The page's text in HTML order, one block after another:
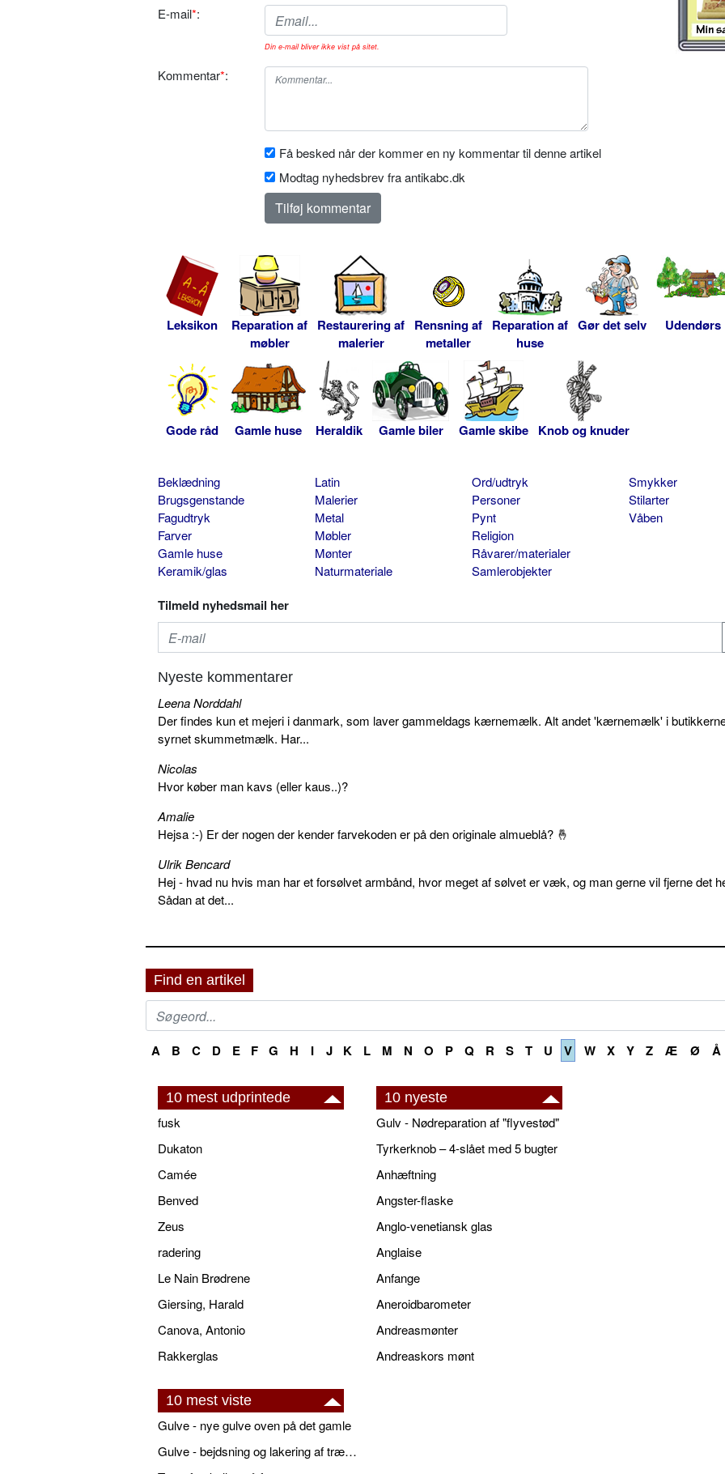
E-mail*:
Din e-mail bliver ikke vist på sitet.
Kommentar*:
Få besked når der kommer en ny kommentar til denne artikel
Modtag nyhedsbrev fra antikabc.dk
Leksikon
Reparation af
møbler
Restaurering af
malerier
Rensning af
metaller
Reparation af
huse
Gør det selv Udendørs
Gode råd Gamle huse Heraldik Gamle biler Gamle skibe Knob og knuder
Beklædning
Brugsgenstande
Fagudtryk
Farver
Gamle huse
Keramik/glas
Latin
Malerier
Metal
Møbler
Mønter
Naturmateriale
Ord/udtryk
Personer
Pynt
Religion
Råvarer/materialer
Samlerobjekter
Smykker
Stilarter
Våben
Tilmeld nyhedsmail her
Nyeste kommentarer
Leena Norddahl
Der findes kun et mejeri i danmark, som laver gammeldags kærnemælk. Alt andet 'kærnemælk' i
syrnet skummetmælk. Har...
Nicolas
Hvor køber man kavs (eller kaus..)?
Amalie
Hejsa :-) Er der nogen der kender farvekoden er på den originale almueblå? 🤞
Ulrik Bencard
Hej - hvad nu hvis man har et forsølvet armbånd, hvor meget af sølvet er væk, og man gerne vil fjerne det
Sådan at det...
Find en artikel
A B C D E F G H I J K L M N O P Q R S T U V W X Y Z Æ Ø Å
10 mest udprintede
fusk
Dukaton
Camée
Benved
Zeus
radering
Le Nain Brødrene
Giersing, Harald
Canova, Antonio
Rakkerglas
10 nyeste
Gulv - Nødreparation af "flyvestød"
Tyrkerknob – 4-slået med 5 bugter
Anhæftning
Angster-flaske
Anglo-venetiansk glas
Anglaise
Anfange
Aneroidbarometer
Andreasmønter
Andreaskors mønt
10 mest viste
Gulve - nye gulve oven på det gamle
Gulve - bejdsning og lakering af trægulve